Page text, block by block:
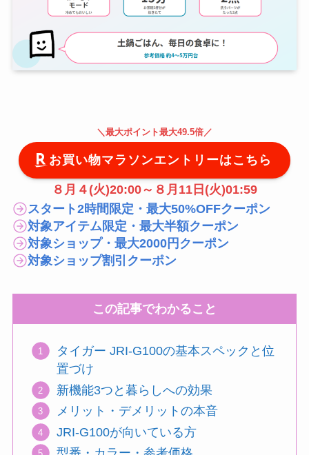
＼ 最大ポイント最大49.5倍 ／
お買い物マラソンエントリーはこちら
８月４(火)20:00～８月11日(火)01:59
スタート2時間限定・最大50%OFFクーポン
対象アイテム限定・最大半額クーポン
対象ショップ・最大2000円クーポン
対象ショップ割引クーポン
この記事でわかること
タイガー JRI-G100の基本スペックと位
置づけ
新機能3つと暮らしへの効果
メリット・デメリットの本音
JRI-G100が向いている方